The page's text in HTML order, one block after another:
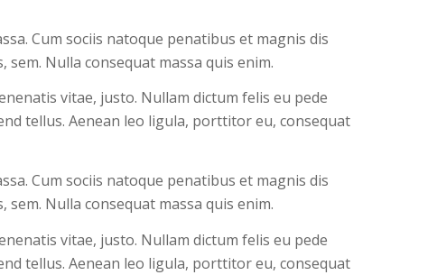
Cum sociis natoque penatibus et magnis dis
Nulla consequat massa quis enim.
vitae, justo. Nullam dictum felis eu pede
tellus. Aenean leo ligula, porttitor eu, consequat
Cum sociis natoque penatibus et magnis dis
Nulla consequat massa quis enim.
vitae, justo. Nullam dictum felis eu pede
tellus. Aenean leo ligula, porttitor eu, consequat